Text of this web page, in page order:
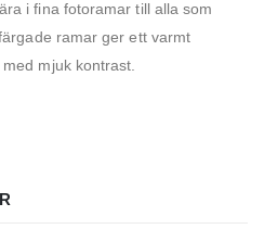
i fina fotoramar till alla som
ramar ger ett varmt
mjuk kontrast.